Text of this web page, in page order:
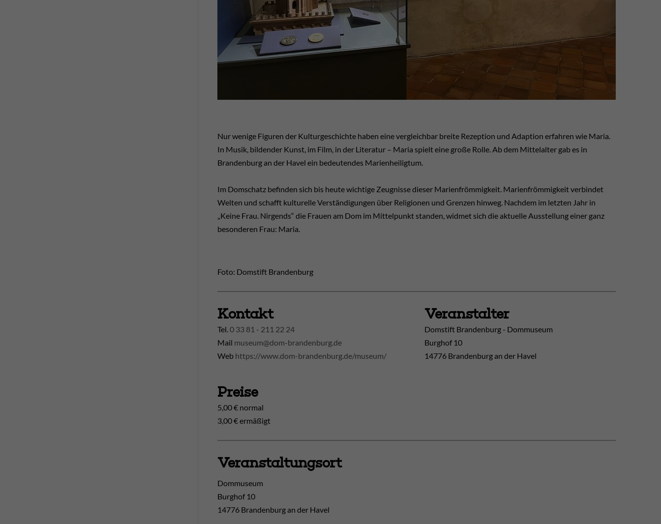
Nur wenige Figuren der Kulturgeschichte haben eine vergleichbar breite Rezeption und Adaption erfahren wie Maria.
In Musik, bildender Kunst, im Film, in der Literatur – Maria spielt eine große Rolle. Ab dem Mittelalter gab es in
Brandenburg an der Havel ein bedeutendes Marienheiligtum.
Im Domschatz befinden sich bis heute wichtige Zeugnisse dieser Marienfrömmigkeit. Marienfrömmigkeit verbindet
Welten und schafft kulturelle Verständigungen über Religionen und Grenzen hinweg. Nachdem im letzten Jahr in
„Keine Frau. Nirgends“ die Frauen am Dom im Mittelpunkt standen, widmet sich die aktuelle Ausstellung einer ganz
besonderen Frau: Maria.
Foto: Domstift Brandenburg
Kontakt
Tel. 0 33 81 - 211 22 24
Mail museum@dom-brandenburg.de
Web https://www.dom-brandenburg.de/museum/
Veranstalter
Domstift Brandenburg - Dommuseum
Burghof 10
14776 Brandenburg an der Havel
Preise
5,00 € normal
3,00 € ermäßigt
Veranstaltungsort
Dommuseum
Burghof 10
14776 Brandenburg an der Havel